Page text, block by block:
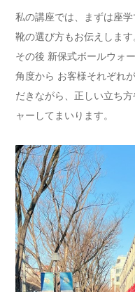
私の講座では、まずは座
靴の選び方もお伝えします
その後 新保式ボールウォ
角度から お客様それぞれ
だきながら、正しい立ち
ャーしてまいります。